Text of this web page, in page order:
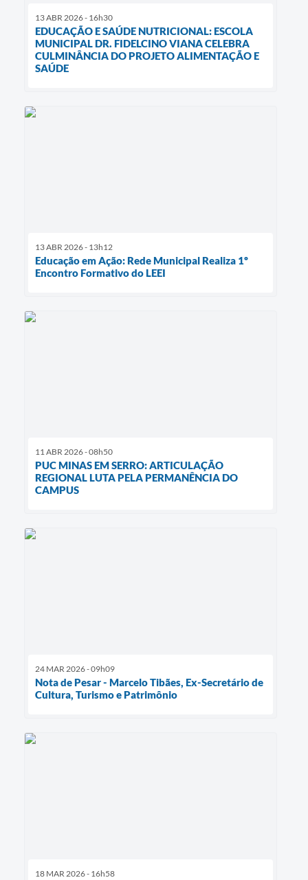
13 ABR 2026 - 16h30
EDUCAÇÃO E SAÚDE NUTRICIONAL: ESCOLA
MUNICIPAL DR. FIDELCINO VIANA CELEBRA
CULMINÂNCIA DO PROJETO ALIMENTAÇÃO E
SAÚDE
13 ABR 2026 - 13h12
Educação em Ação: Rede Municipal Realiza 1º
Encontro Formativo do LEEI
11 ABR 2026 - 08h50
​PUC MINAS EM SERRO: ARTICULAÇÃO
REGIONAL LUTA PELA PERMANÊNCIA DO
CAMPUS
24 MAR 2026 - 09h09
Nota de Pesar - Marcelo Tibães, Ex-Secretário de
Cultura, Turismo e Patrimônio
18 MAR 2026 - 16h58